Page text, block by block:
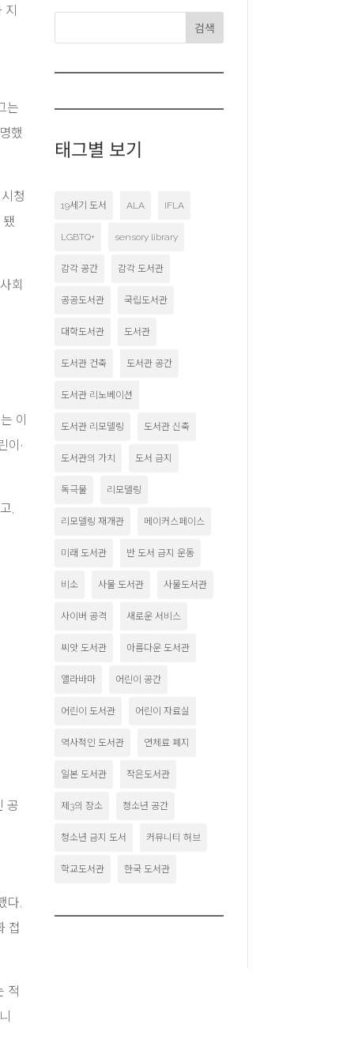
는
했
청
회
이
이·
,
공
다.
접
적
검색
태그별 보기
19세기 도서 ALA IFLA
LGBTQ+ sensory library
감각 공간 감각 도서관
공공도서관 국립도서관
대학도서관 도서관
도서관 건축 도서관 공간
도서관 리노베이션
도서관 리모델링 도서관 신축
도서관의 가치 도서 금지
독극물 리모델링
리모델링 재개관 메이커스페이스
미래 도서관 반 도서 금지 운동
비소 사물 도서관 사물도서관
사이버 공격 새로운 서비스
씨앗 도서관 아름다운 도서관
앨라바마 어린이 공간
어린이 도서관 어린이 자료실
역사적인 도서관 연체료 폐지
일본 도서관 작은도서관
제3의 장소 청소년 공간
청소년 금지 도서 커뮤니티 허브
학교도서관 한국 도서관